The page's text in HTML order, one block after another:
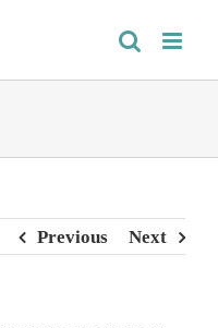
Previous Next